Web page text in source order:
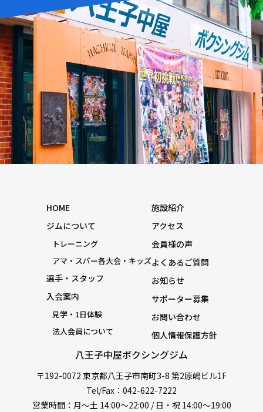
八王子中屋ボクシングジム
〒192-0072 東京都八王子市南町3-8 第2原嶋ビル1F
Tel/Fax：042-622-7222
営業時間：月〜土 14:00〜22:00 / 日・祝 14:00〜19:00
HOME
ジムについて
トレーニング
アマ・スパー各大会・キッズ
選手・スタッフ
入会案内
見学・1日体験
法人会員について
施設紹介
アクセス
会員様の声
よくあるご質問
お知らせ
サポーター募集
お問い合わせ
個人情報保護方針